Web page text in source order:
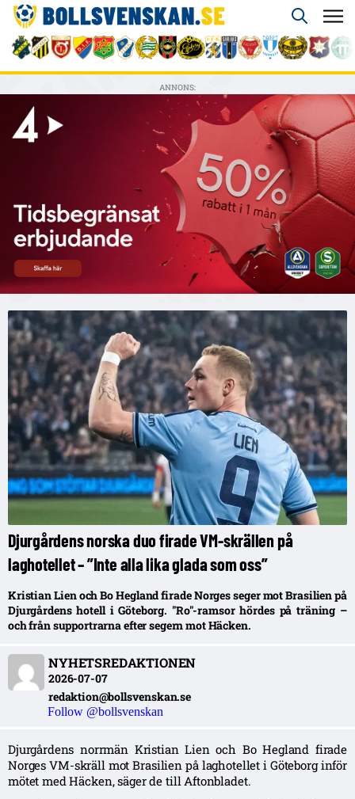
ANNONS:
Djurgårdens norska duo firade VM-skrällen på
laghotellet – ”Inte alla lika glada som oss”
Kristian Lien och Bo Hegland firade Norges seger mot Brasilien på
Djurgårdens hotell i Göteborg. "Ro"-ramsor hördes på träning –
och från supportrarna efter segern mot Häcken.
NYHETSREDAKTIONEN
2026-07-07
redaktion@bollsvenskan.se
Follow @bollsvenskan
Djurgårdens norrmän Kristian Lien och Bo Hegland firade
Norges VM-skräll mot Brasilien på laghotellet i Göteborg inför
mötet med Häcken, säger de till Aftonbladet.